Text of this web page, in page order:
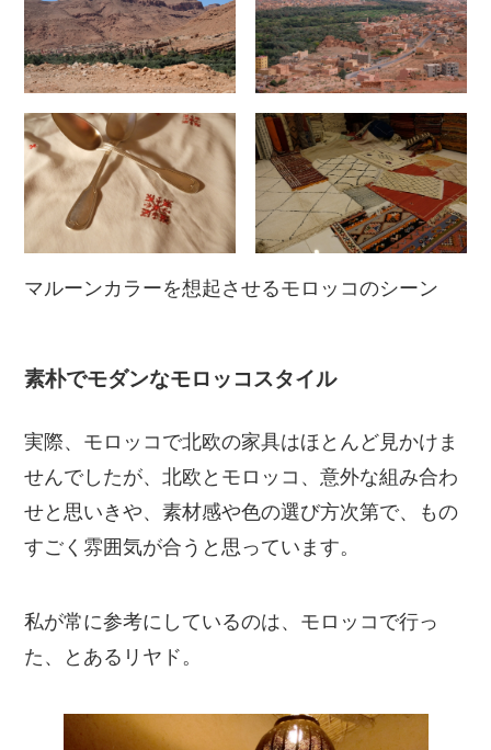
マルーンカラーを想起させるモロッコのシーン
素朴でモダンなモロッコスタイル
実際、モロッコで北欧の家具はほとんど見かけま
せんでしたが、北欧とモロッコ、意外な組み合わ
せと思いきや、素材感や色の選び方次第で、もの
すごく雰囲気が合うと思っています。
私が常に参考にしているのは、モロッコで行っ
た、とあるリヤド。